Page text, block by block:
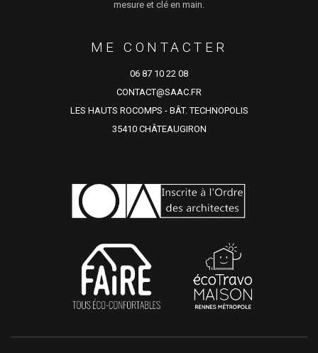
mesure et clé en main.
ME CONTACTER
06 87 10 22 08
CONTACT@SAAC.FR
LES HAUTS ROCOMPS - BÂT. TECHNOPOLIS
35410 CHÂTEAUGIRON